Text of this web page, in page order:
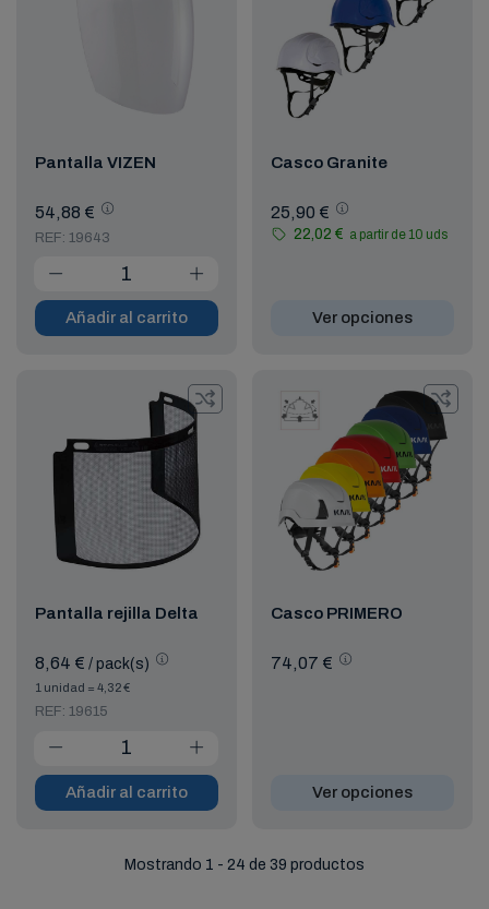
Pantalla VIZEN
54,88 €
REF: 19643
Añadir al carrito
Casco Granite
25,90 €
22,02 € a partir de 10 uds
Ver opciones
Pantalla rejilla Delta
8,64 € / pack(s)
1 unidad = 4,32 €
REF: 19615
Añadir al carrito
Casco PRIMERO
74,07 €
Ver opciones
Mostrando 1 - 24 de 39 productos